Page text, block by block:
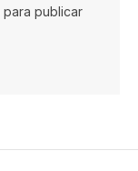
para publicar